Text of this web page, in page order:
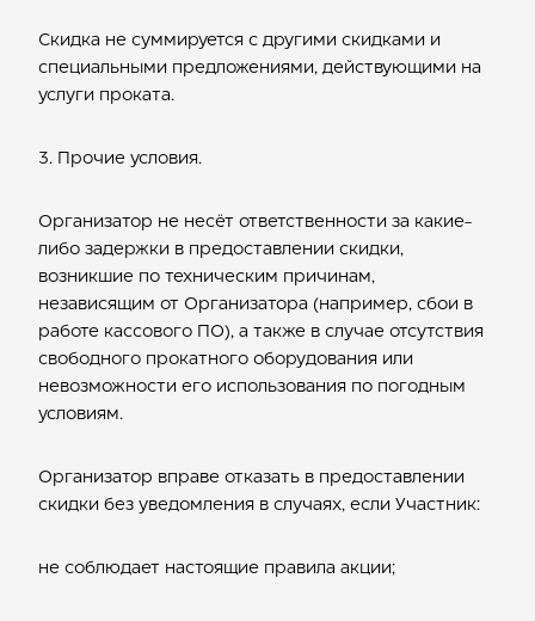
Скидка не суммируется с другими скидками и
специальными предложениями, действующими на
услуги проката.
3. Прочие условия.
Организатор не несёт ответственности за какие-
либо задержки в предоставлении скидки,
возникшие по техническим причинам,
независящим от Организатора (например, сбои в
работе кассового ПО), а также в случае отсутствия
свободного прокатного оборудования или
невозможности его использования по погодным
условиям.
Организатор вправе отказать в предоставлении
скидки без уведомления в случаях, если Участник:
не соблюдает настоящие правила акции;